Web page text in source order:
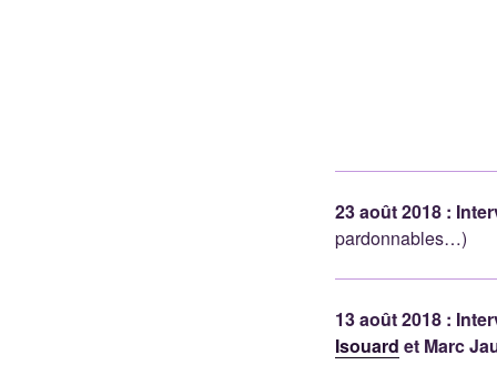
23 août 2018 :
pardonnables…)
13 août 2018 :
Isouard et Marc